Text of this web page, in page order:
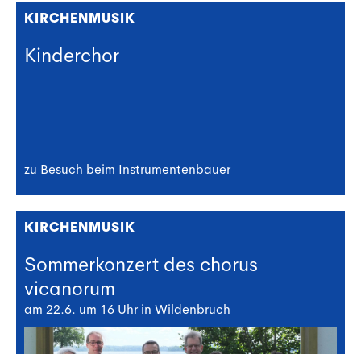
KIRCHENMUSIK
Kinderchor
zu Besuch beim Instrumentenbauer
KIRCHENMUSIK
Sommerkonzert des chorus
vicanorum
am 22.6. um 16 Uhr in Wildenbruch